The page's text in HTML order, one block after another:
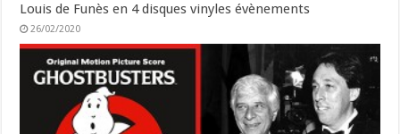
Louis de Funès en 4 disques vinyles évènements
26/02/2020